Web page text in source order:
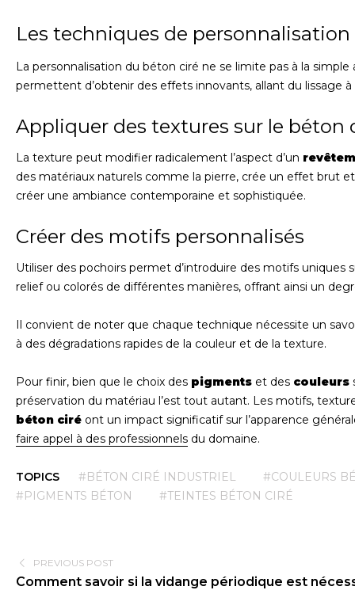
Les techniques de
La personnalisation du béton ciré ne se limite pas à la
permettent d’obtenir des effets innovants, allant du lissage à
Appliquer des textures sur le béton
La texture peut modifier radicalement l’aspect d’un
des matériaux naturels comme la pierre, crée un effet brut
créer une ambiance contemporaine et sophistiquée.
Créer des motifs personnalisés
Utiliser des pochoirs permet d’introduire des motifs uniques
relief ou colorés de différentes manières, offrant ainsi un
Il convient de noter que chaque technique nécessite un
à des dégradations rapides de la couleur et de la texture.
Pour finir, bien que le choix des pigments et des couleurs
préservation du matériau l’est tout autant. Les motifs,
béton ciré ont un impact significatif sur l’apparence
faire appel à des professionnels du domaine.
TOPICS #BÉTON CIRÉ INDUSTRIEL
#COULEURS
#PIGMENTS BÉTON
#TEINTES BÉTON CIRÉ
PREVIOUS POST
Comment savoir si la vidange périodique est